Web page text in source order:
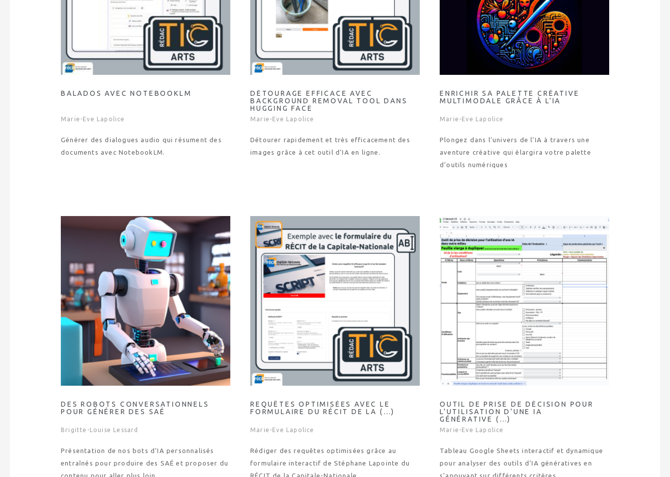
BALADOS AVEC NOTEBOOKLM
Marie-Eve Lapolice
Générer des dialogues audio qui résument des
documents avec NotebookLM.
DÉTOURAGE EFFICACE AVEC
BACKGROUND REMOVAL TOOL DANS
HUGGING FACE
Marie-Eve Lapolice
Détourer rapidement et très efficacement des
images grâce à cet outil d’IA en ligne.
ENRICHIR SA PALETTE CRÉATIVE
MULTIMODALE GRÂCE À L’IA
Marie-Eve Lapolice
Plongez dans l’univers de l’IA à travers une
aventure créative qui élargira votre palette
d’outils numériques
DES ROBOTS CONVERSATIONNELS
POUR GÉNÉRER DES SAÉ
Brigitte-Louise Lessard
Présentation de nos bots d’IA personnalisés
entraînés pour produire des SAÉ et proposer du
contenu pour aller plus loin.
REQUÊTES OPTIMISÉES AVEC LE
FORMULAIRE DU RÉCIT DE LA (…)
Marie-Eve Lapolice
Rédiger des requêtes optimisées grâce au
formulaire interactif de Stéphane Lapointe du
RÉCIT de la Capitale-Nationale
OUTIL DE PRISE DE DÉCISION POUR
L’UTILISATION D’UNE IA
GÉNÉRATIVE (…)
Marie-Eve Lapolice
Tableau Google Sheets interactif et dynamique
pour analyser des outils d’IA génératives en
s’appuyant sur différents critères.